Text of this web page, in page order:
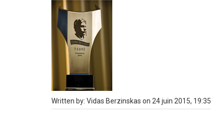
Written by: Vidas Berzinskas on 24 juin 2015, 19:35.